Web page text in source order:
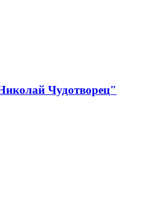
Чудотворец"